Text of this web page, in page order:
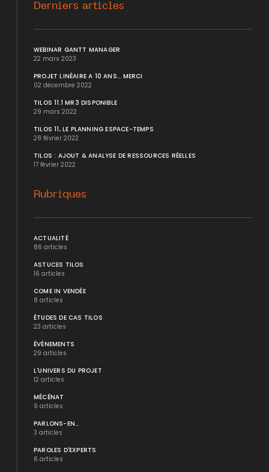
Derniers articles
WEBINAR GANTT MANAGER
22 mars 2023
PROJET LINÉAIRE A 10 ANS... MERCI
02 décembre 2022
TILOS 11.1 MR3 DISPONIBLE
29 mars 2022
TILOS 11, LE PLANNING ESPACE-TEMPS
28 février 2022
TILOS : AJOUT & ANALYSE DE RESSOURCES RÉELLES
17 février 2022
Rubriques
ACTUALITÉ
86 articles
ASTUCES TILOS
16 articles
COME IN VENDÉE
8 articles
ÉTUDES DE CAS TILOS
23 articles
ÉVÉNEMENTS
29 articles
L'UNIVERS DU PROJET
12 articles
MÉCÉNAT
9 articles
PARLONS-EN...
3 articles
PAROLES D'EXPERTS
6 articles